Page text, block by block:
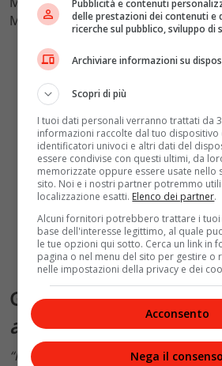
Ministero della Cultura).
Gian Luca Farinelli:
affascinante”
“Per prima cosa voglio ringraziare
Pubblicità e contenuti
delle prestazioni dei contenuti e
ricerche sul pubblico, sviluppo di
Archiviare informazioni su
Scopri di più
I tuoi dati personali verranno trattati da
informazioni raccolte dal tuo dispositivo
identificatori univoci e altri dati del
essere condivise con questi ultimi, da
memorizzate oppure essere usate nello
sito. Noi e i nostri partner potremmo
localizzazione esatti. Elenco dei partner.
Alcuni fornitori potrebbero trattare i
base dell'interesse legittimo, al quale
le tue opzioni qui sotto. Cerca un link in
pagina o nel menu del sito per gestire o
nelle impostazioni della privacy e dei
Acconsento
Nega il consenso